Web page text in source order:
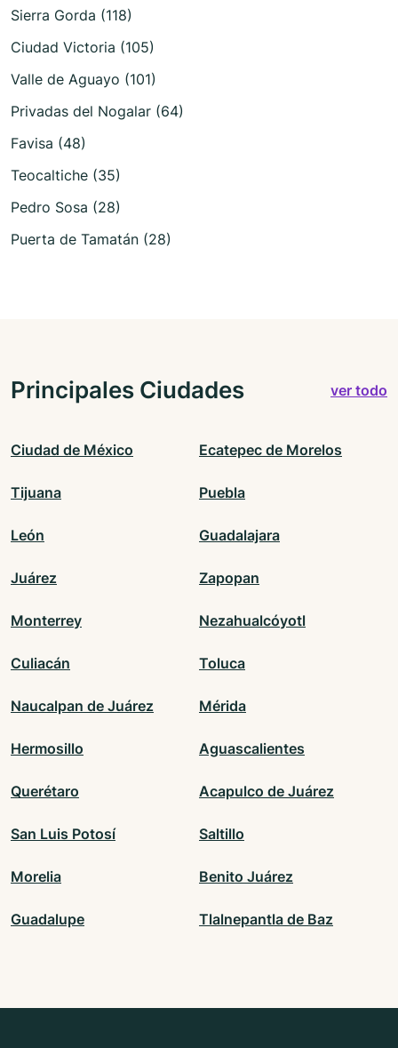
Sierra Gorda (118)
Ciudad Victoria (105)
Valle de Aguayo (101)
Privadas del Nogalar (64)
Favisa (48)
Teocaltiche (35)
Pedro Sosa (28)
Puerta de Tamatán (28)
Principales Ciudades ver todo
Ciudad de México Ecatepec de Morelos
Tijuana Puebla
León Guadalajara
Juárez Zapopan
Monterrey Nezahualcóyotl
Culiacán Toluca
Naucalpan de Juárez Mérida
Hermosillo Aguascalientes
Querétaro Acapulco de Juárez
San Luis Potosí Saltillo
Morelia Benito Juárez
Guadalupe Tlalnepantla de Baz